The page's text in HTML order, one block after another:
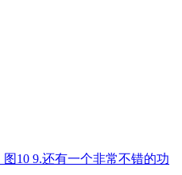
图10 9.还有一个非常不错的功